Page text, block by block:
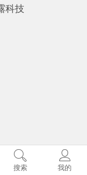
科技
搜索 我的